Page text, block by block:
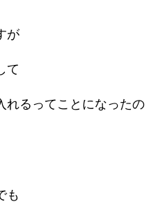
が
て
れるってことになったの
も